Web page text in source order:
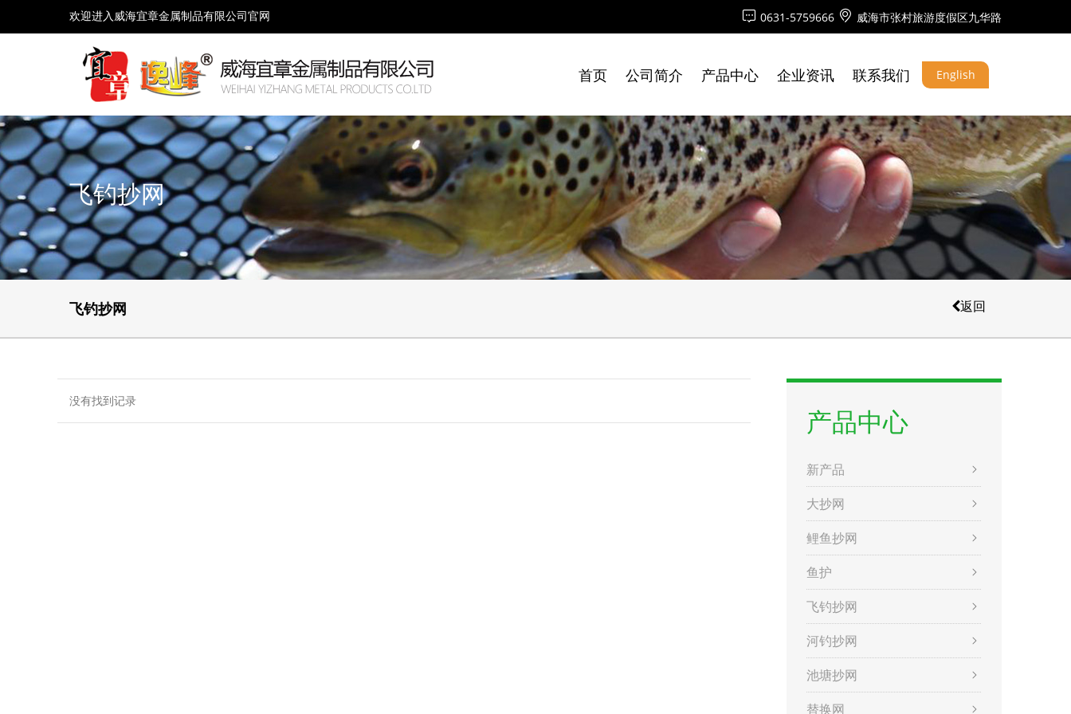
欢迎进入威海宜章金属制品有限公司官网 0631-5759666 威海市张村旅游度假区九华路
首页 公司简介 产品中心 企业资讯 联系我们 English
飞钓抄网
飞钓抄网 返回
没有找到记录
产品中心
新产品
大抄网
鲤鱼抄网
鱼护
飞钓抄网
河钓抄网
池塘抄网
替换网